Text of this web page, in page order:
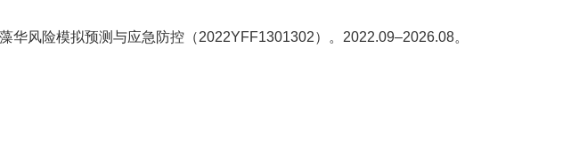
风险模拟预测与应急防控（2022YFF1301302）。2022.09–2026.08。